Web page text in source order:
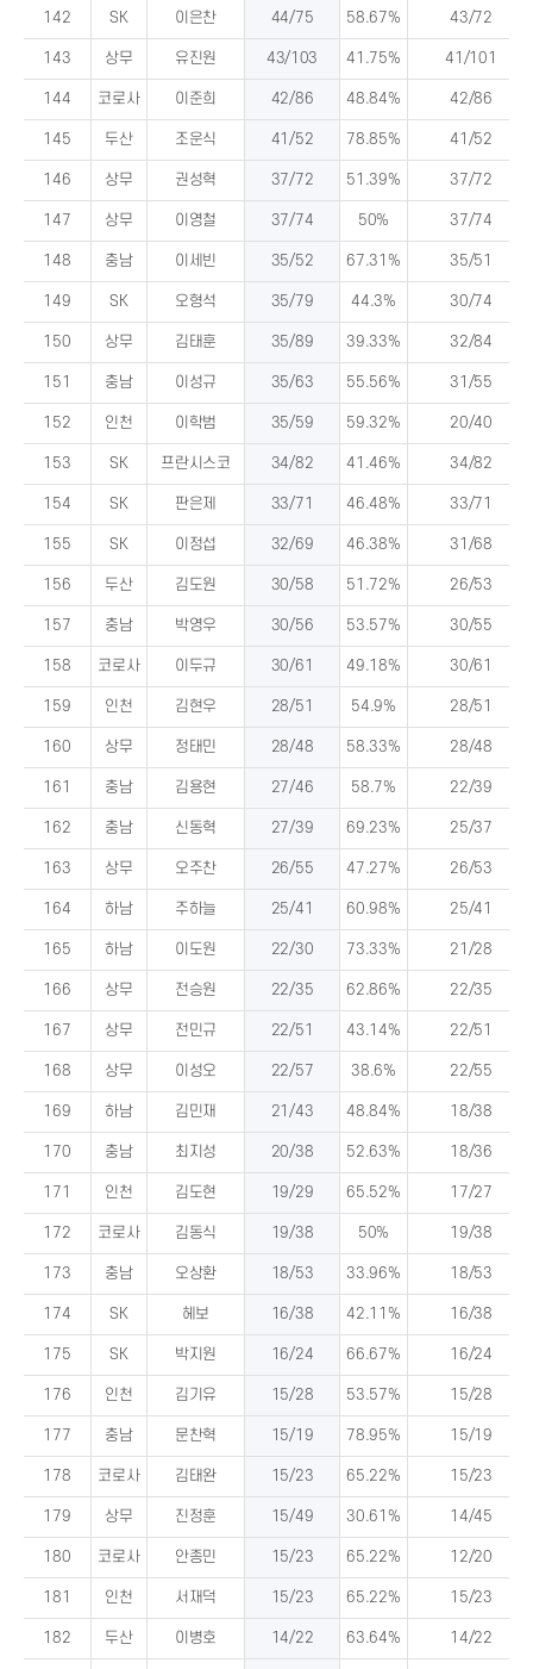
142 SK 이은찬 44/75 58.67% 43/72
143 상무 유진원 43/103 41.75% 41/101
144 코로사 이준희 42/86 48.84% 42/86
145 두산 조운식 41/52 78.85% 41/52
146 상무 권성혁 37/72 51.39% 37/72
147 상무 이영철 37/74 50% 37/74
148 충남 이세빈 35/52 67.31% 35/51
149 SK 오형석 35/79 44.3% 30/74
150 상무 김태훈 35/89 39.33% 32/84
151 충남 이성규 35/63 55.56% 31/55
152 인천 이학범 35/59 59.32% 20/40
153 SK 프란시스코 34/82 41.46% 34/82
154 SK 판은제 33/71 46.48% 33/71
155 SK 이정섭 32/69 46.38% 31/68
156 두산 김도원 30/58 51.72% 26/53
157 충남 박영우 30/56 53.57% 30/55
158 코로사 이두규 30/61 49.18% 30/61
159 인천 김현우 28/51 54.9% 28/51
160 상무 정태민 28/48 58.33% 28/48
161 충남 김용현 27/46 58.7% 22/39
162 충남 신동혁 27/39 69.23% 25/37
163 상무 오주찬 26/55 47.27% 26/53
164 하남 주하늘 25/41 60.98% 25/41
165 하남 이도원 22/30 73.33% 21/28
166 상무 전승원 22/35 62.86% 22/35
167 상무 전민규 22/51 43.14% 22/51
168 상무 이성오 22/57 38.6% 22/55
169 하남 김민재 21/43 48.84% 18/38
170 충남 최지성 20/38 52.63% 18/36
171 인천 김도현 19/29 65.52% 17/27
172 코로사 김동식 19/38 50% 19/38
173 충남 오상환 18/53 33.96% 18/53
174 SK 헤보 16/38 42.11% 16/38
175 SK 박지원 16/24 66.67% 16/24
176 인천 김기유 15/28 53.57% 15/28
177 충남 문찬혁 15/19 78.95% 15/19
178 코로사 김태완 15/23 65.22% 15/23
179 상무 진정훈 15/49 30.61% 14/45
180 코로사 안종민 15/23 65.22% 12/20
181 인천 서재덕 15/23 65.22% 15/23
182 두산 이병호 14/22 63.64% 14/22